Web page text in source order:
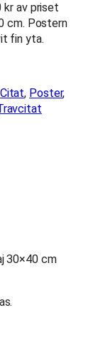
kr av priset
cm. Postern
fin yta.
Citat, Poster
30×40 cm